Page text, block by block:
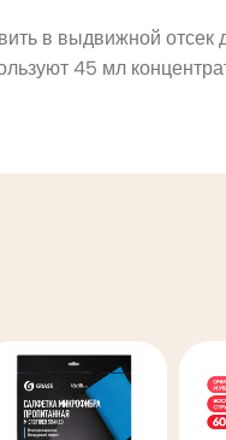
в выдвижной
45 мл